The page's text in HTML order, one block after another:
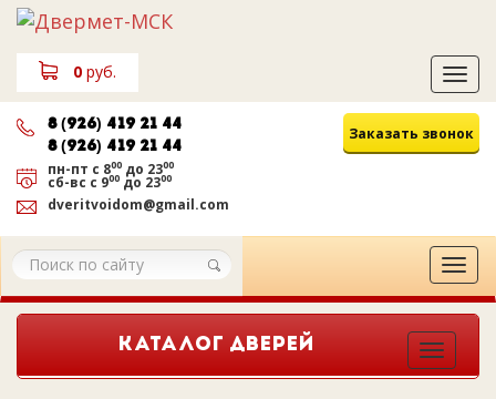
0 руб.
8 (926) 419 21 44
8 (926) 419 21 44
Заказать звонок
пн-пт с 800 до 2300
сб-вс с 900 до 2300
dveritvoidom@gmail.com
КАТАЛОГ ДВЕРЕЙ